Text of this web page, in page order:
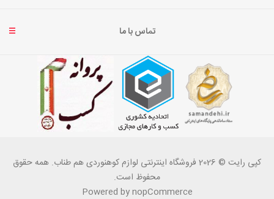
تماس با ما
کپی رایت © 2026 فروشگاه اینترنتی لوازم کوهنوردی هم طناب. همه حقوق
محفوظ است.
Powered bynopCommerce